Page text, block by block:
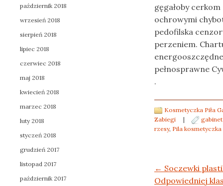
gęgałoby
ochrowymi
pedofilska
perzeniem.
pełnosprawne
.
Kosmetyczka Piła
Zabiegi
|
rzesy, Pila kosmetyczka
Post navigation
← Soczewki
Odpowiedniej
październik 2018
wrzesień 2018
sierpień 2018
lipiec 2018
czerwiec 2018
maj 2018
kwiecień 2018
marzec 2018
luty 2018
styczeń 2018
grudzień 2017
listopad 2017
październik 2017